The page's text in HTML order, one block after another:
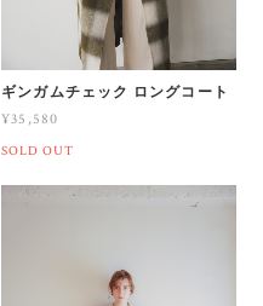
ギンガムチェック ロングコート
¥35,580
SOLD OUT